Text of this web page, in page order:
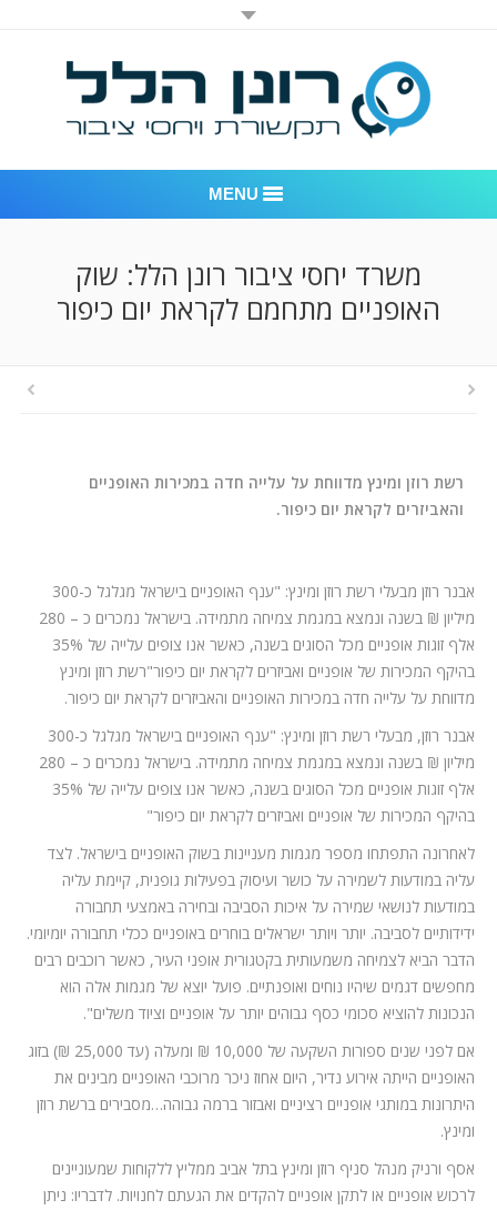
MENU
אודות החברה
המלצות
צור קשר
משרד יחסי ציבור רונן הלל: שוק
האופניים מתחמם לקראת יום כיפור
רשת רוזן ומינץ מדווחת על עלייה חדה במכירות האופניים
והאביזרים לקראת יום כיפור.
אבנר רוזן מבעלי רשת רוזן ומינץ: "ענף האופניים בישראל מגלגל כ-300
מיליון ₪ בשנה ונמצא במגמת צמיחה מתמידה. בישראל נמכרים כ – 280
אלף זוגות אופניים מכל הסוגים בשנה, כאשר אנו צופים עלייה של 35%
בהיקף המכירות של אופניים ואביזרים לקראת יום כיפור"רשת רוזן ומינץ
מדווחת על עלייה חדה במכירות האופניים והאביזרים לקראת יום כיפור.
אבנר רוזן, מבעלי רשת רוזן ומינץ: "ענף האופניים בישראל מגלגל כ-300
מיליון ₪ בשנה ונמצא במגמת צמיחה מתמידה. בישראל נמכרים כ – 280
אלף זוגות אופניים מכל הסוגים בשנה, כאשר אנו צופים עלייה של 35%
בהיקף המכירות של אופניים ואביזרים לקראת יום כיפור"
לאחרונה התפתחו מספר מגמות מעניינות בשוק האופניים בישראל. לצד
עליה במודעות לשמירה על כושר ועיסוק בפעילות גופנית, קיימת עליה
במודעות לנושאי שמירה על איכות הסביבה ובחירה באמצעי תחבורה
ידידותיים לסביבה. יותר ויותר ישראלים בוחרים באופניים ככלי תחבורה יומיומי.
הדבר הביא לצמיחה משמעותית בקטגורית אופני העיר, כאשר רוכבים רבים
מחפשים דגמים שיהיו נוחים ואופנתיים. פועל יוצא של מגמות אלה הוא
הנכונות להוציא סכומי כסף גבוהים יותר על אופניים וציוד משלים".
אם לפני שנים ספורות השקעה של 10,000 ₪ ומעלה (עד 25,000 ₪) בזוג
האופניים הייתה אירוע נדיר, היום אחוז ניכר מרוכבי האופניים מבינים את
היתרונות במותגי אופניים רציניים ואבזור ברמה גבוהה…מסבירים ברשת רוזן
ומינץ.
אסף ורניק מנהל סניף רוזן ומינץ בתל אביב ממליץ ללקוחות שמעוניינים
לרכוש אופניים או לתקן אופניים להקדים את הגעתם לחנויות. לדבריו: ניתן